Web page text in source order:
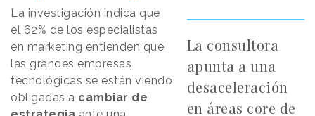
La consultora
apunta a una
desaceleración
en áreas core de
La investigación indica que
el 62% de los especialistas
en marketing entienden que
las grandes empresas
tecnológicas se están viendo
obligadas a cambiar de